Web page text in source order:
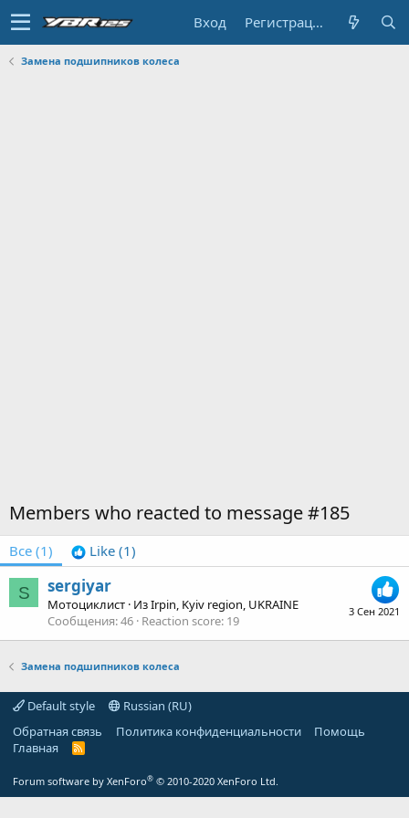
Вход Регистрация
Замена подшипников колеса
Members who reacted to message #185
Все (1) Like (1)
S
3 Сен 2021
sergiyar
Мотоциклист · ИзIrpin, Kyiv region, UKRAINE
Сообщения 46 Reaction score 19
Замена подшипников колеса
Default style
Russian (RU)
Обратная связь
Политика конфиденциальности
Помощь
Главная
R
Forum software by XenForo® © 2010-2020 XenForo Ltd.